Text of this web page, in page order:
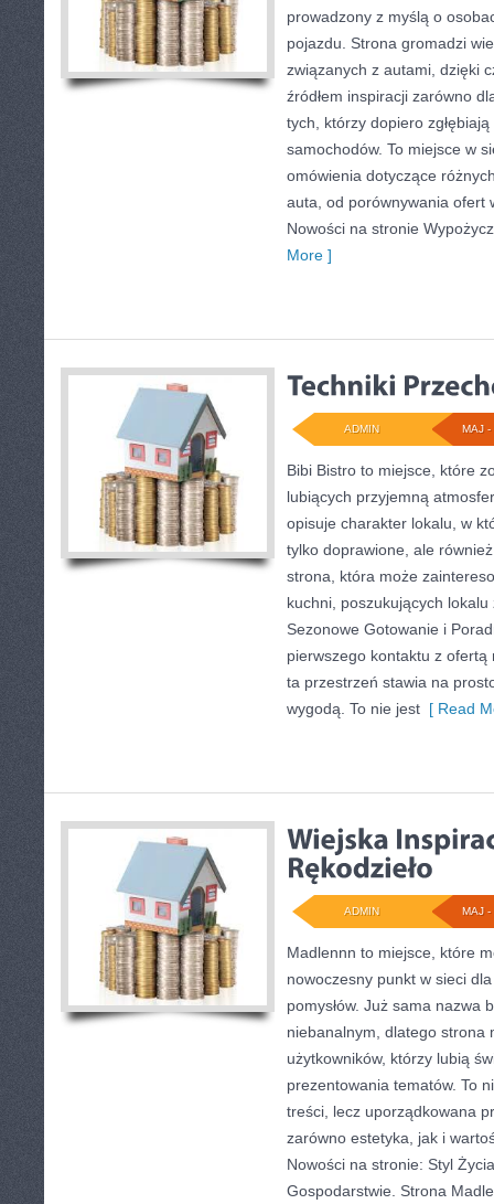
prowadzony z myślą o
pojazdu. Strona gromadzi
związanych z autami, dzięki
źródłem inspiracji zarówno
tych, którzy dopiero
samochodów. To miejsce w
omówienia dotyczące
auta, od porównywania ofert
Nowości na stronie
More ]
MAJ -
ADMIN
Bibi Bistro to miejsce, które
lubiących przyjemną
opisuje charakter lokalu, w
tylko doprawione, ale
strona, która może
kuchni, poszukujących
Sezonowe Gotowanie i
pierwszego kontaktu z
ta przestrzeń stawia na
wygodą. To nie jest [ Read
MAJ -
ADMIN
Madlennn to miejsce, które
nowoczesny punkt w sieci
pomysłów. Już sama nazwa
niebanalnym, dlatego strona
użytkowników, którzy lubią
prezentowania tematów. To
treści, lecz uporządkowana
zarówno estetyka, jak i
Nowości na stronie: Styl
Gospodarstwie. Strona